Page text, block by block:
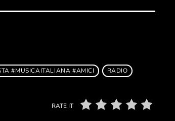
#MUSICAITALIANA #AMICI RADIO
RATE IT